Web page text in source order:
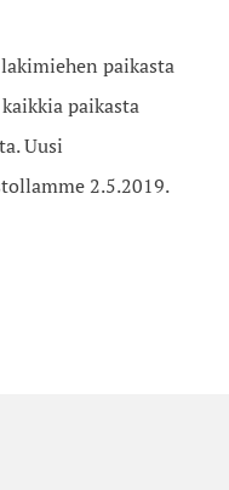
paikasta
paikasta
Uusi
2.5.2019.